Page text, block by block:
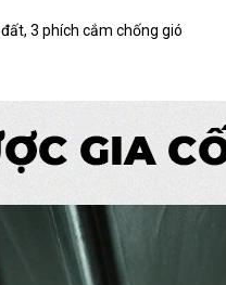
3 phích cắm chống gió